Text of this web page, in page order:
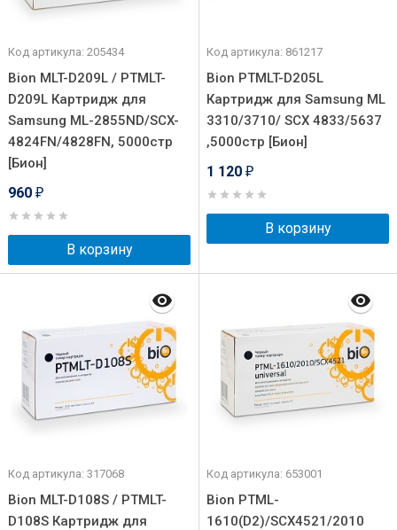
Код артикула: 205434
Bion MLT-D209L / PTMLT-
D209L Картридж для
Samsung ML-2855ND/SCX-
4824FN/4828FN, 5000стр
[Бион]
960 ₽
В корзину
Код артикула: 861217
Bion PTMLT-D205L
Картридж для Samsung ML
3310/3710/ SCX 4833/5637
,5000стр [Бион]
1 120 ₽
В корзину
Код артикула: 317068
Bion MLT-D108S / PTMLT-
D108S Картридж для
Код артикула: 653001
Bion PTML-
1610(D2)/SCX4521/2010